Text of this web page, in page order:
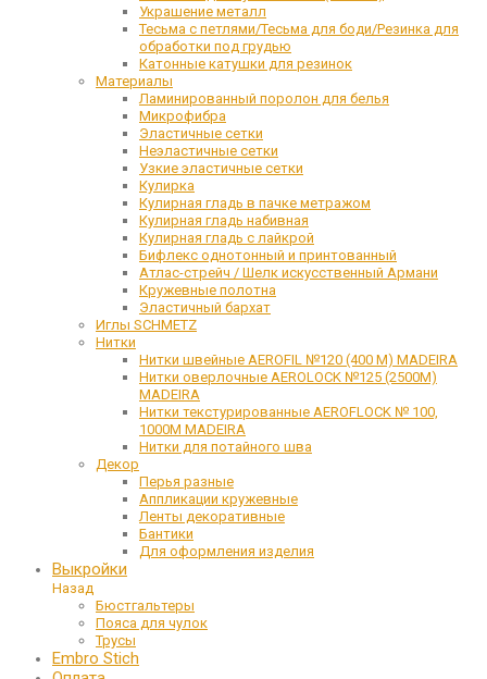
Украшение металл
Тесьма с петлями/Тесьма для боди/Резинка для
обработки под грудью
Катонные катушки для резинок
Материалы
Ламинированный поролон для белья
Микрофибра
Эластичные сетки
Неэластичные сетки
Узкие эластичные сетки
Кулирка
Кулирная гладь в пачке метражом
Кулирная гладь набивная
Кулирная гладь с лайкрой
Бифлекс однотонный и принтованный
Атлас-стрейч / Шелк искусственный Армани
Кружевные полотна
Эластичный бархат
Иглы SCHMETZ
Нитки
Нитки швейные AEROFIL №120 (400 М) MADEIRA
Нитки оверлочные AEROLOCK №125 (2500М)
MADEIRA
Нитки текстурированные AEROFLOCK № 100,
1000М MADEIRA
Нитки для потайного шва
Декор
Перья разные
Аппликации кружевные
Ленты декоративные
Бантики
Для оформления изделия
Выкройки
Назад
Бюстгальтеры
Пояса для чулок
Трусы
Embro Stich